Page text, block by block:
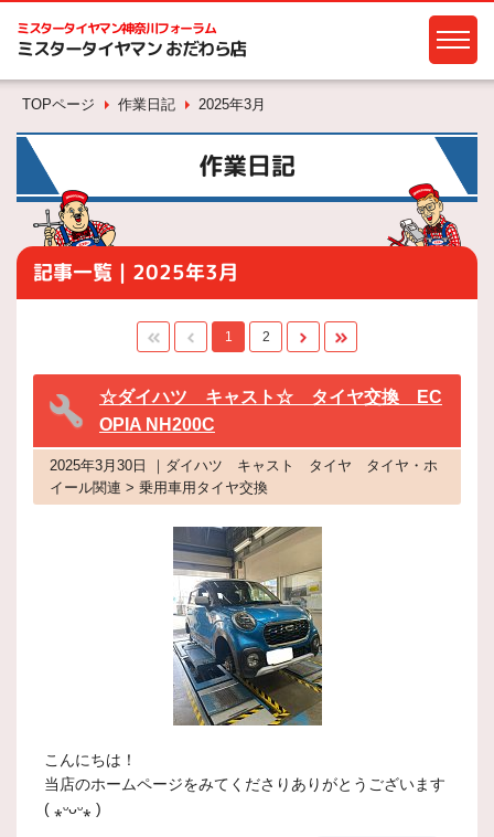
ミスタータイヤマン神奈川フォーラム
ミスタータイヤマン おだわら店
TOPページ 作業日記 2025年3月
作業日記
記事一覧｜2025年3月
1 2
☆ダイハツ キャスト☆ タイヤ交換 EC
OPIA NH200C
2025年3月30日 ｜ダイハツ キャスト タイヤ タイヤ・ホ
イール関連 > 乗用車用タイヤ交換
こんにちは！
当店のホームページをみてくださりありがとうございます
( ⁎ᵕᴗᵕ⁎ )